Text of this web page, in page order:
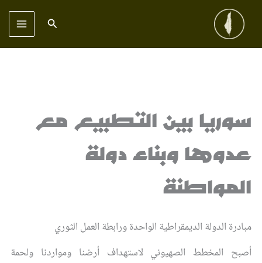
المحتوى
البحث
سوريا بين التطبيع مع
عدوها وبناء دولة
المواطنة
مبادرة الدولة الديمقراطية الواحدة ورابطة العمل الثوري
أصبح المخطط الصهيوني لاستهداف أرضنا ومواردنا ولحمة